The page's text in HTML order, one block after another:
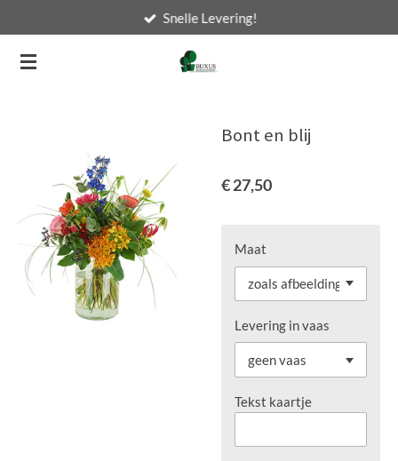
direct
naar
Snelle Levering!
Bont en blij
€ 27,50
Maat
Levering in vaas
Tekst kaartje